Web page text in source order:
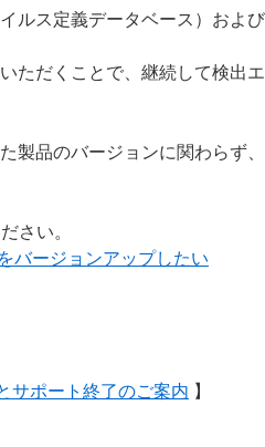
ルス定義データベース）およ
ただくことで、継続して検出
製品のバージョンに関わらず
さい。
バージョンアップしたい
サポート終了のご案内 】